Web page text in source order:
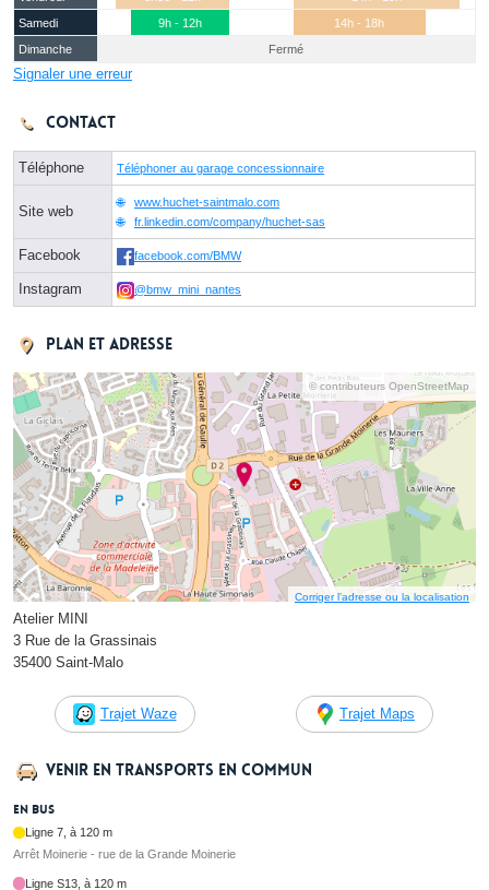
Samedi
9h - 12h
14h - 18h
Dimanche
Fermé
Signaler une erreur
Contact
Téléphone Téléphoner au garage concessionnaire
Site web
www.huchet-saintmalo.com
fr.linkedin.com/company/huchet-sas
Facebook facebook.com/BMW
Instagram @bmw_mini_nantes
Plan et adresse
© contributeurs OpenStreetMap
Corriger l’adresse ou la localisation
Atelier MINI
3 Rue de la Grassinais
35400 Saint-Malo
Trajet Waze Trajet Maps
Venir en transports en commun
En bus
Ligne 7, à 120 m
Arrêt Moinerie - rue de la Grande Moinerie
Ligne S13, à 120 m